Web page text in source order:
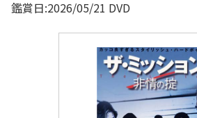
鑑賞日:2026/05/21 DVD